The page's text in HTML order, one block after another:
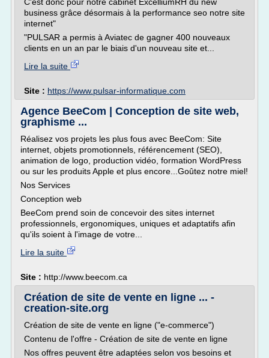
business grâce désormais à la performance seo notre site
internet"
"PULSAR a permis à Aviatec de gagner 400 nouveaux
clients en un an par le biais d'un nouveau site et...
Lire la suite
Site : https://www.pulsar-informatique.com
Agence BeeCom | Conception de site web,
graphisme ...
Réalisez vos projets les plus fous avec BeeCom: Site
internet, objets promotionnels, référencement (SEO),
animation de logo, production vidéo, formation WordPress
ou sur les produits Apple et plus encore...Goûtez notre miel!
Nos Services
Conception web
BeeCom prend soin de concevoir des sites internet
professionnels, ergonomiques, uniques et adaptatifs afin
qu'ils soient à l'image de votre...
Lire la suite
Site : http://www.beecom.ca
Création de site de vente en ligne ... -
creation-site.org
Création de site de vente en ligne ("e-commerce")
Contenu de l'offre - Création de site de vente en ligne
Nos offres peuvent être adaptées selon vos besoins et